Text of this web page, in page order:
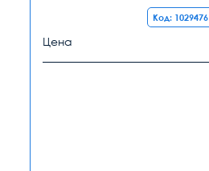
Код: 1029476
Цена